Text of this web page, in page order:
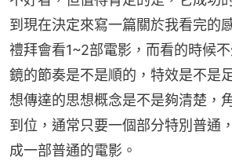
到現在決定來寫一篇關於我看完的
禮拜會看1~2部電影，而看的時候
鏡的節奏是不是順的，特效是不是
想傳達的思想概念是不是夠清楚，
到位，通常只要一個部分特別普通
成一部普通的電影。